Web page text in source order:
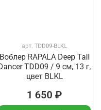
арт. TDD09-BLKL
Воблер RAPALA Deep Tail
TDD09 / 9 см, 13 г,
цвет BLKL
1 650 ₽